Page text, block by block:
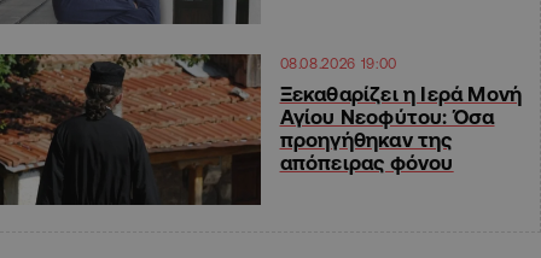
08.08.2026 19:00
Ξεκαθαρίζει η Ιερά Μονή
Αγίου Νεοφύτου: Όσα
προηγήθηκαν της
απόπειρας φόνου